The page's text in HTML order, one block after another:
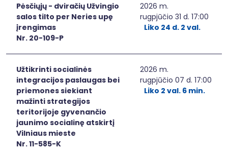
Pėsčiųjų - dviračių Užvingio
salos tilto per Neries upę
įrengimas
Nr. 20-109-P
2026 m.
rugpjūčio 31 d. 17:00
Liko 24 d. 2 val.
Užtikrinti socialinės
integracijos paslaugas bei
priemones siekiant
mažinti strategijos
teritorijoje gyvenančio
jaunimo socialinę atskirtį
Vilniaus mieste
Nr. 11-585-K
2026 m.
rugpjūčio 07 d. 17:00
Liko 2 val. 6 min.